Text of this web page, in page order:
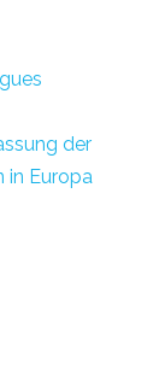
der
in Europa